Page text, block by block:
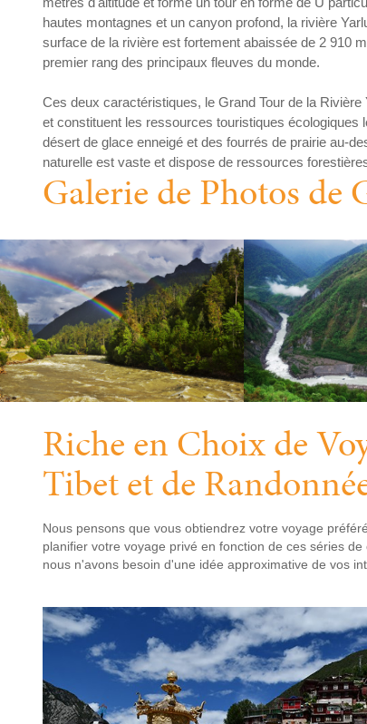
hautes montagnes et un canyon profond, la rivière
surface de la rivière est fortement abaissée de 2 910
premier rang des principaux fleuves du monde.
Ces deux caractéristiques, le Grand Tour de la
et constituent les ressources touristiques
désert de glace enneigé et des fourrés de prairie au-
naturelle est vaste et dispose de ressources
Galerie de Photos de
Riche en Choix de
Tibet et de
Nous pensons que vous obtiendrez votre voyage
planifier votre voyage privé en fonction de ces séries
nous n'avons besoin d'une idée approximative de vos